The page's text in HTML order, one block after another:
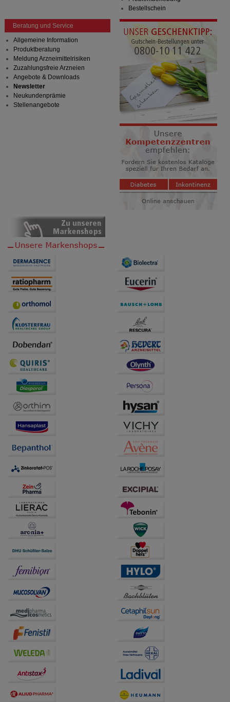
Bestellschein
Beratung und Service
Allgemeine Information
Produktberatung
Meldung Arzneimittelrisiken
Zuzahlungsfreie Arzneien
Angebote & Downloads
Newsletter
Neukundenprämie
Stellenangebote